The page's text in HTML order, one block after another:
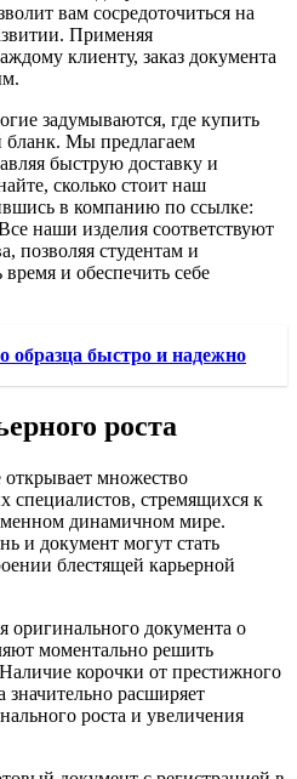
вам сосредоточиться на
Применяя
клиенту, заказ документа
задумываются, где купить
бланк. Мы предлагаем
быструю доставку и
сколько стоит наш
в компанию по ссылке:
наши изделия соответствуют
позволяя студентам и
и обеспечить себе
образца быстро и надежно
роста
открывает множество
специалистов, стремящихся к
динамичном мире.
и документ могут стать
блестящей карьерной
оригинального документа о
моментально решить
корочки от престижного
значительно расширяет
роста и увеличения